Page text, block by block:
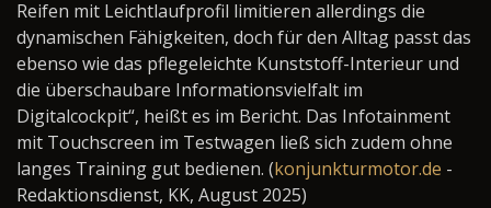
Reifen mit Leichtlaufprofil limitieren allerdings die
dynamischen Fähigkeiten, doch für den Alltag passt das
ebenso wie das pflegeleichte Kunststoff-Interieur und
die überschaubare Informationsvielfalt im
Digitalcockpit“, heißt es im Bericht. Das Infotainment
mit Touchscreen im Testwagen ließ sich zudem ohne
langes Training gut bedienen. (konjunkturmotor.de -
Redaktionsdienst, KK, August 2025)